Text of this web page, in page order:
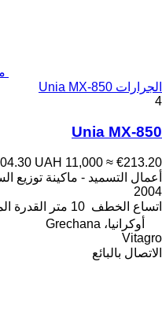
الجرارات Unia MX-850
4
Unia MX-850
UAH 11,000 ≈ €213.20
أعمال التسميد - ماكينة توزيع
2004
اتساع الخطف 10 متر القدرة
أوكرانيا، Grechana
Vitagro
الاتصال بالبائع